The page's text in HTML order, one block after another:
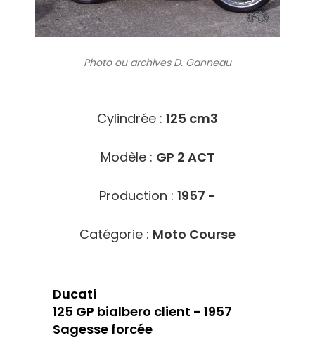
Photo ou archivesD. Ganneau
Cylindrée : 125 cm3
Modèle : GP 2 ACT
Production : 1957 -
Catégorie : Moto Course
Ducati
125 GP bialbero client - 1957
Sagesse forcée